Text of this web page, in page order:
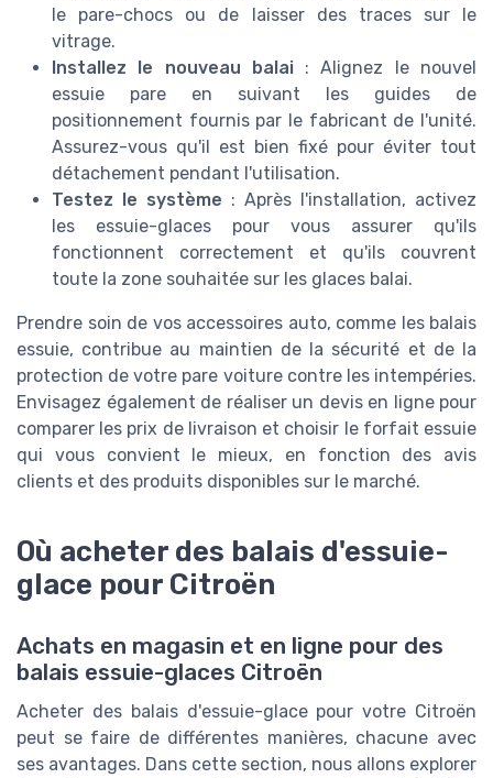
le pare-chocs ou de laisser des traces sur le
vitrage.
Installez le nouveau balai: Alignez le nouvel
essuie pare en suivant les guides de
positionnement fournis par le fabricant de l'unité.
Assurez-vous qu'il est bien fixé pour éviter tout
détachement pendant l'utilisation.
Testez le système : Après l'installation, activez
les essuie-glaces pour vous assurer qu'ils
fonctionnent correctement et qu'ils couvrent
toute la zone souhaitée sur les glaces balai.
Prendre soin de vos accessoires auto, comme les balais
essuie, contribue au maintien de la sécurité et de la
protection de votre pare voiture contre les intempéries.
Envisagez également de réaliser un devis en ligne pour
comparer les prix de livraison et choisir le forfait essuie
qui vous convient le mieux, en fonction des avis
clients et des produits disponibles sur le marché.
Où acheter des balais d'essuie-
glace pour Citroën
Achats en magasin et en ligne pour des
balais essuie-glaces Citroën
Acheter des balais d'essuie-glace pour votre Citroën
peut se faire de différentes manières, chacune avec
ses avantages. Dans cette section, nous allons explorer